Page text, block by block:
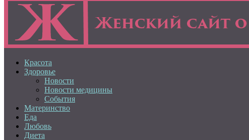
Красота
Здоровье
Новости
Новости медицины
События
Материнство
Еда
Любовь
Диета